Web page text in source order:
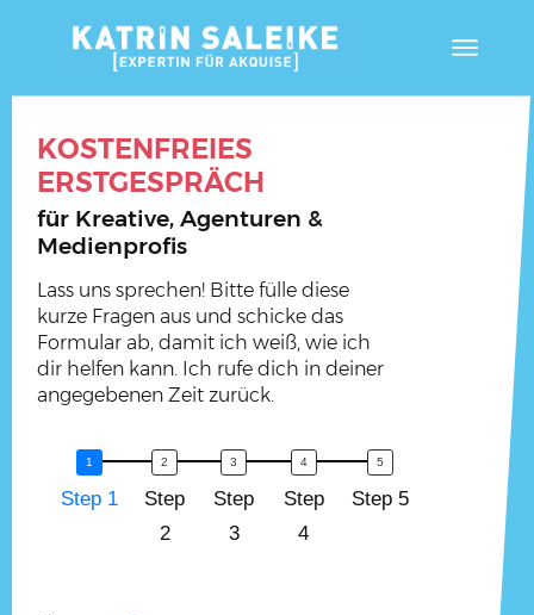
KOSTENFREIES
ERSTGESPRÄCH
für Kreative, Agenturen &
Medienprofis
Lass uns sprechen! Bitte fülle diese
kurze Fragen aus und schicke das
Formular ab, damit ich weiß, wie ich
dir helfen kann. Ich rufe dich in deiner
angegebenen Zeit zurück.
Step 1
Step
2
Step
3
Step
4
Step 5